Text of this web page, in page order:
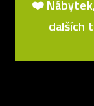
❤️
dalších